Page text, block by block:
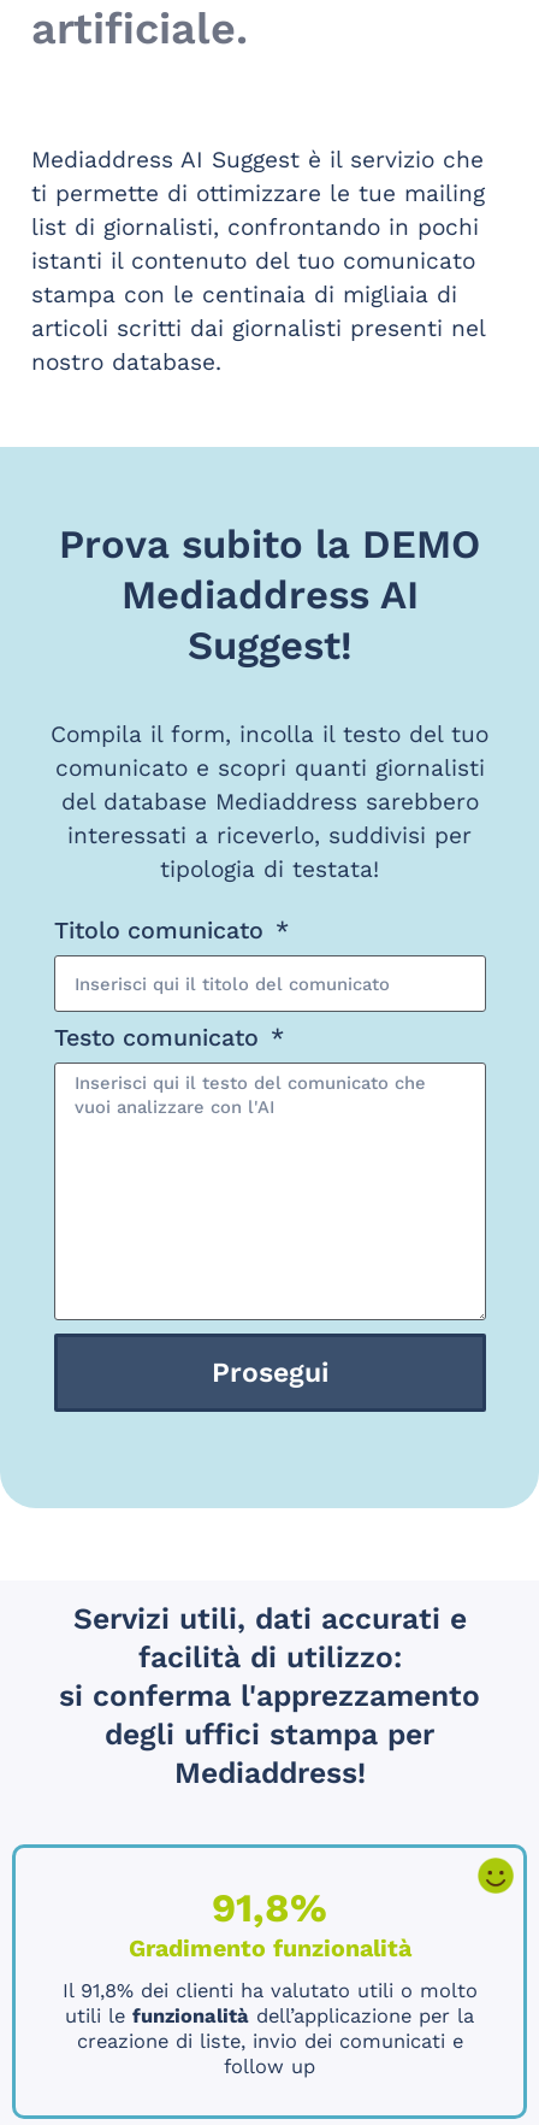
artificiale.
Mediaddress AI Suggest è il servizio che
ti permette di ottimizzare le tue mailing
list di giornalisti, confrontando in pochi
istanti il contenuto del tuo comunicato
stampa con le centinaia di migliaia di
articoli scritti dai giornalisti presenti nel
nostro database.
Prova subito la DEMO
Mediaddress AI
Suggest!
Compila il form, incolla il testo del tuo
comunicato e scopri quanti giornalisti
del database Mediaddress sarebbero
interessati a riceverlo, suddivisi per
tipologia di testata!
Titolo comunicato
Testo comunicato
Prosegui
Servizi utili, dati accurati e
facilità di utilizzo:
si conferma l'apprezzamento
degli uffici stampa per
Mediaddress!
91,8%
Gradimento funzionalità
Il 91,8% dei clienti ha valutato utili o molto
utili le funzionalità dell’applicazione per la
creazione di liste, invio dei comunicati e
follow up